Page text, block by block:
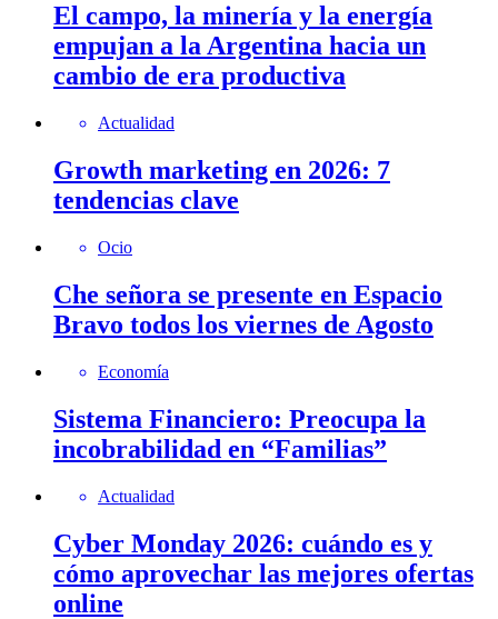
El campo, la minería y la energía
empujan a la Argentina hacia un
cambio de era productiva
Actualidad
Growth marketing en 2026: 7
tendencias clave
Ocio
Che señora se presente en Espacio
Bravo todos los viernes de Agosto
Economía
Sistema Financiero: Preocupa la
incobrabilidad en “Familias”
Actualidad
Cyber Monday 2026: cuándo es y
cómo aprovechar las mejores ofertas
online